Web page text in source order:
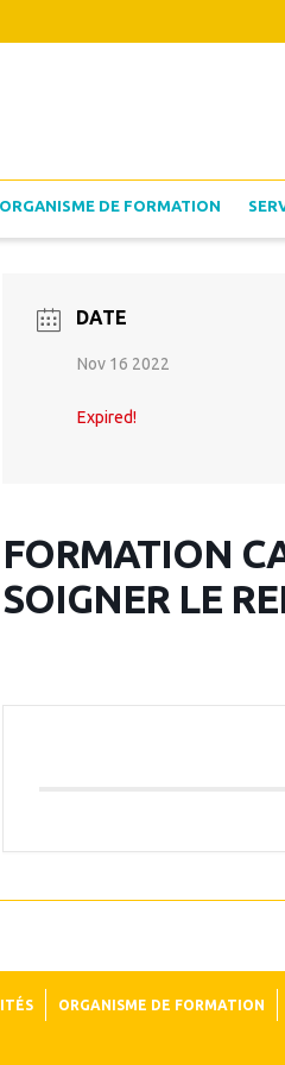
ORGANISME DE FORMATION
DATE
Nov 16 2022
Expired!
FORMATION
SOIGNER LE
ORGANISME DE FORMATION